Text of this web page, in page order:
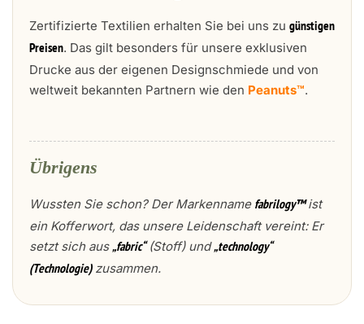
Zertifizierte Textilien erhalten Sie bei uns zu günstigen
Preisen. Das gilt besonders für unsere exklusiven
Drucke aus der eigenen Designschmiede und von
weltweit bekannten Partnern wie den Peanuts™.
Übrigens
Wussten Sie schon? Der Markenname fabrilogy™ist
ein Kofferwort, das unsere Leidenschaft vereint: Er
setzt sich aus„fabric“(Stoff) und„technology“
(Technologie)zusammen.